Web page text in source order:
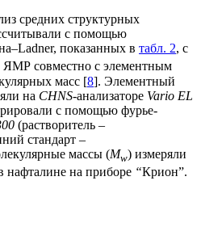
средних структурных
с помощью
показанных в табл. 2, с
ЯМР совместно с элементным
масс [8]. Элементный
на CHNS-анализаторе Vario EL
с помощью фурье-
(растворитель –
стандарт –
массы (Mw) измеряли
нафталине на приборе “Крион”.